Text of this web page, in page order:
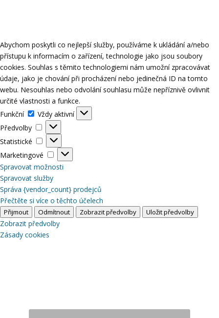
Abychom poskytli co nejlepší služby, používáme k ukládání a/nebo
přístupu k informacím o zařízení, technologie jako jsou soubory
cookies. Souhlas s těmito technologiemi nám umožní zpracovávat
údaje, jako je chování při procházení nebo jedinečná ID na tomto
webu. Nesouhlas nebo odvolání souhlasu může nepříznivě ovlivnit
určité vlastnosti a funkce.
Funkční
Funkční
Vždy aktivní
Předvolby
Předvolby
Statistické
Statistické
Marketingové
Marketingové
Spravovat možnosti
Spravovat služby
Správa {vendor_count} prodejců
Přečtěte si více o těchto účelech
Přijmout Odmítnout Zobrazit předvolby Uložit předvolby
Zobrazit předvolby
Zásady cookies